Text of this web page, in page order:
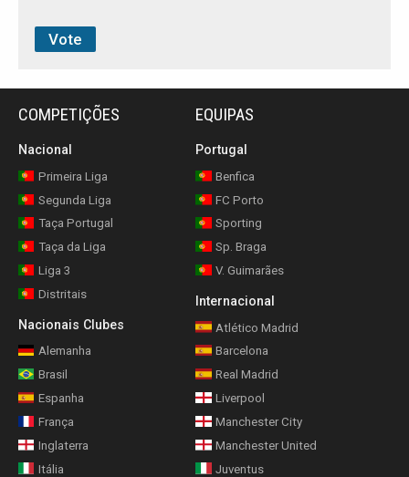
COMPETIÇÕES
Nacional
Primeira Liga
Segunda Liga
Taça Portugal
Taça da Liga
Liga 3
Distritais
Nacionais Clubes
Alemanha
Brasil
Espanha
França
Inglaterra
Itália
EQUIPAS
Portugal
Benfica
FC Porto
Sporting
Sp. Braga
V. Guimarães
Internacional
Atlético Madrid
Barcelona
Real Madrid
Liverpool
Manchester City
Manchester United
Juventus